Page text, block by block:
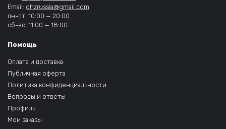
Email: dhzrussia@gmail.com
пн-пт: 10:00 — 20:00
сб-вс: 11:00 — 18:00
Помощь
Оплата и доставка
Публичная оферта
Политика конфиденциальности
Вопросы и ответы
Профиль
Мои заказы